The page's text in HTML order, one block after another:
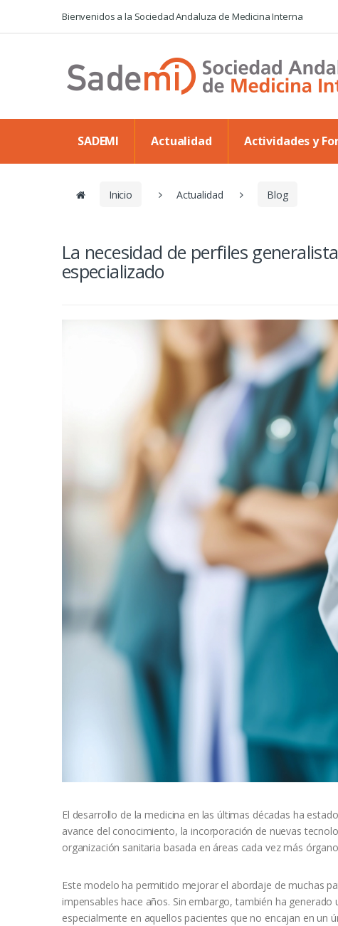
Bienvenidos a la Sociedad Andaluza de Medicina Interna
SADEMI Actualidad Actividades y
Inicio Actualidad Blog
La necesidad de perfiles
especializado
El desarrollo de la medicina en las últimas décadas ha
avance del conocimiento, la incorporación de nuevas
organización sanitaria basada en áreas cada vez más
Este modelo ha permitido mejorar el abordaje de muchas
impensables hace años. Sin embargo, también ha
especialmente en aquellos pacientes que no encajan en un